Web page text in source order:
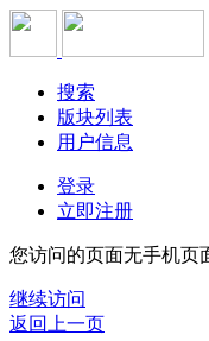
搜索
版块列表
用户信息
登录
立即注册
您访问的页面无手机页
继续访问
返回上一页